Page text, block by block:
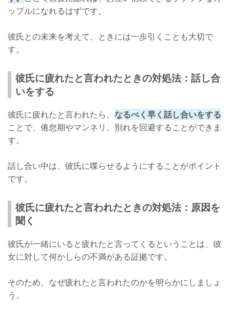
ップルになれるはずです。
彼氏との未来を考えて、ときには一歩引くことも大切で
す。
彼氏に疲れたと言われたときの対処法：話し合
いをする
彼氏に疲れたと言われたら、 なるべく早く話し合いをする
ことで、倦怠期やマンネリ、別れを回避することができま
す。
話し合い中は、彼氏に喋らせるようにすることがポイント
です。
彼氏に疲れたと言われたときの対処法：原因を
聞く
彼氏が一緒にいると疲れたと言ってくるということは、彼
女に対して何かしらの不満がある証拠です。
そのため、なぜ疲れたと言われたのかを明らかにしましょ
う。